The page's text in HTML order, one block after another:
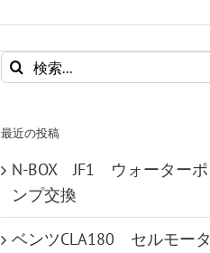
検
索
最近の投稿
N-BOX JF1 ウォーターポ
ンプ交換
ベンツCLA180 セルモータ